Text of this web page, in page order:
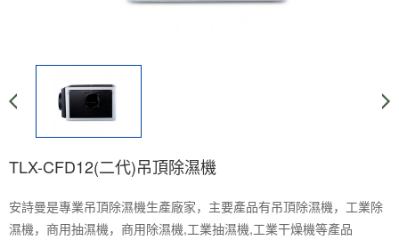
TLX-CFD12(二代)吊頂除濕機
安詩曼是專業吊頂除濕機生產廠家，主要產品有吊頂除濕機，工業除
濕機，商用抽濕機，商用除濕機,工業抽濕機,工業干燥機等產品